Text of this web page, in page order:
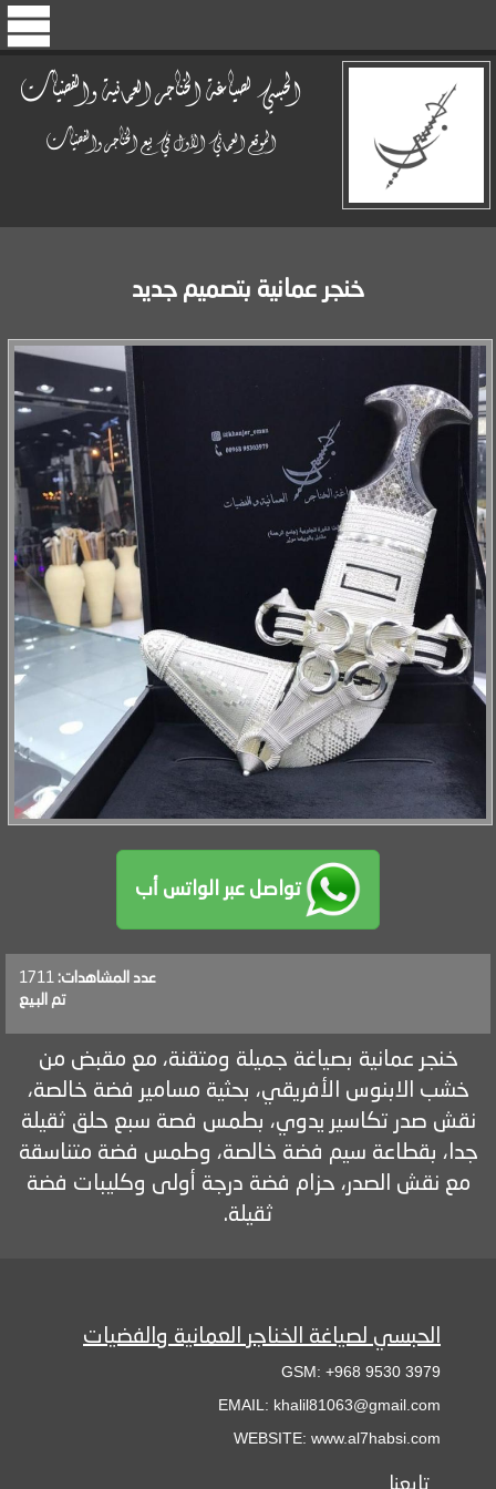
الحبسي لصياغة الخناجر العمانية والفضيات
الموقع العماني الأول في بيع الخناجر والفضيات
خنجر عمانية بتصميم جديد
تواصل عبر الواتس أب
عدد المشاهدات: 1711
تم البيع
خنجر عمانية بصياغة جميلة ومتقنة، مع مقبض من
خشب الابنوس الأفريقي، بحثية مسامير فضة خالصة،
نقش صدر تكاسير يدوي، بطمس فصة سبع حلق ثقيلة
جدا، بقطاعة سيم فضة خالصة، وطمس فضة متناسقة
مع نقش الصدر، حزام فضة درجة أولى وكليبات فضة
ثقيلة.
الحبسي لصياغة الخناجر العمانية والفضيات
GSM: +968 9530 3979
EMAIL: khalil81063@gmail.com
WEBSITE: www.al7habsi.com
تابعنا